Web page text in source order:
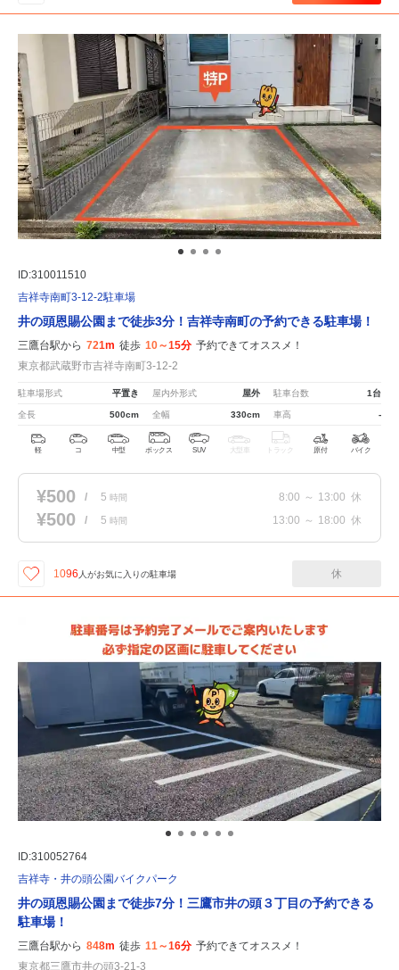
ID:310011510
吉祥寺南町3-12-2駐車場
井の頭恩賜公園まで徒歩3分！吉祥寺南町の予約できる駐車場！
三鷹台駅から 721m 徒歩 10～15分 予約できてオススメ！
東京都武蔵野市吉祥寺南町3-12-2
駐車場形式 平置き 屋内外形式 屋外 駐車台数 1台
全長 500cm 全幅 330cm 車高 -
軽 コ 中型 ボックス SUV 大型車 トラック 原付 バイク
¥500 / 5 時間 8:00 ～ 13:00 休
¥500 / 5 時間 13:00 ～ 18:00 休
1096 人がお気に入りの駐車場 休
ID:310052764
吉祥寺・井の頭公園バイクパーク
井の頭恩賜公園まで徒歩7分！三鷹市井の頭３丁目の予約できる
駐車場！
三鷹台駅から 848m 徒歩 11～16分 予約できてオススメ！
東京都三鷹市井の頭3-21-3